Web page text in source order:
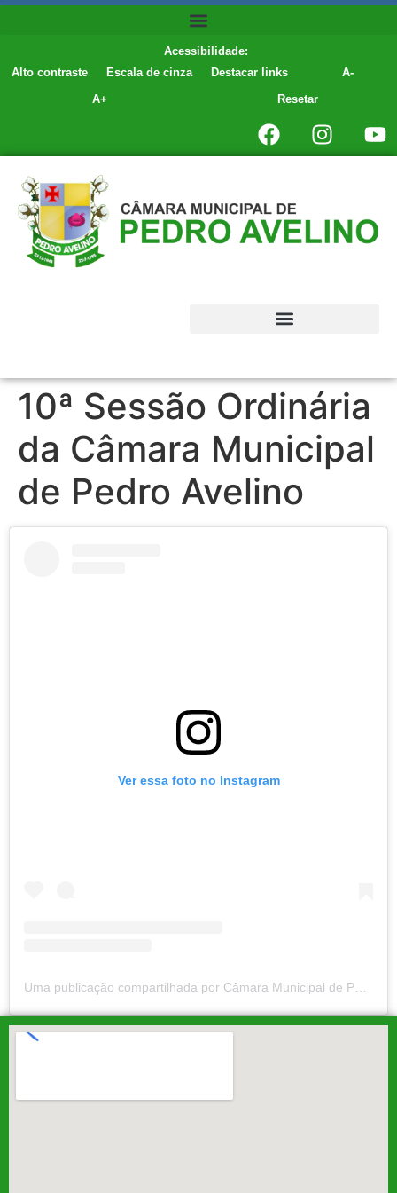
conteúdo
Acessibilidade:
Alto contraste
Escala de cinza Destacar links
A-
A+
Resetar
10ª Sessão Ordinária
da Câmara Municipal
de Pedro Avelino
Ver essa foto no Instagram